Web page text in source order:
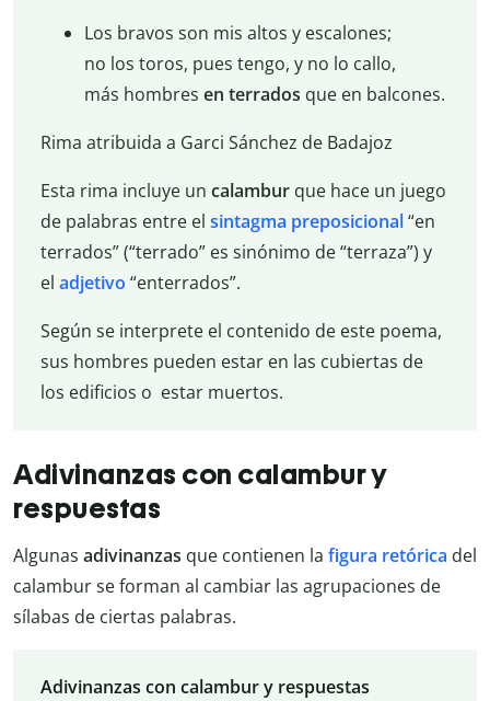
Los bravos son mis altos y escalones;
no los toros, pues tengo, y no lo callo,
más hombres en terrados que en balcones.
Rima atribuida a Garci Sánchez de Badajoz
Esta rima incluye un calamburque hace un juego
de palabras entre el sintagma preposicional“en
terrados” (“terrado” es sinónimo de “terraza”) y
el adjetivo “enterrados”.
Según se interprete el contenido de este poema,
sus hombres pueden estar en las cubiertas de
los edificios o estar muertos.
Adivinanzas con calambur y
respuestas
Algunas adivinanzas que contienen la figura retórica del
calambur se forman al cambiar las agrupaciones de
sílabas de ciertas palabras.
Adivinanzas con calambur y respuestas